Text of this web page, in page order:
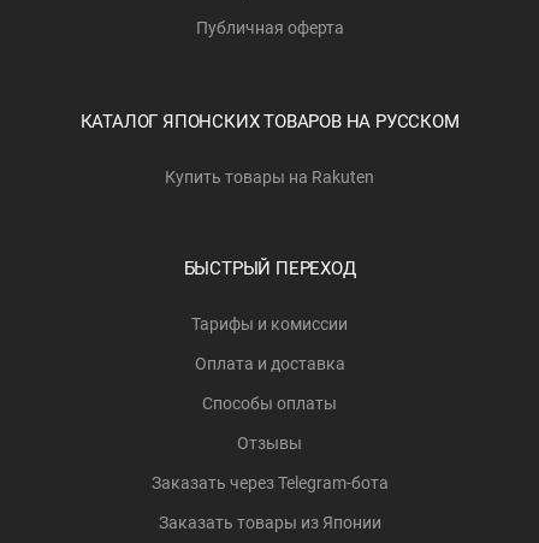
Публичная оферта
КАТАЛОГ ЯПОНСКИХ ТОВАРОВ НА РУССКОМ
Купить товары на Rakuten
БЫСТРЫЙ ПЕРЕХОД
Тарифы и комиссии
Оплата и доставка
Способы оплаты
Отзывы
Заказать через Telegram-бота
Заказать товары из Японии